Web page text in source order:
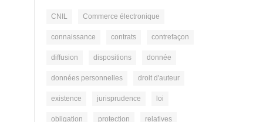
CNIL Commerce électronique
connaissance contrats contrefaçon
diffusion dispositions donnée
données personnelles droit d'auteur
existence jurisprudence loi
obligation protection relatives